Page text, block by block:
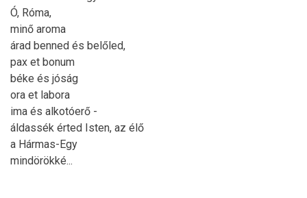
Ó, Róma,
minő aroma
árad benned és belőled,
pax et bonum
béke és jóság
ora et labora
ima és alkotóerő -
áldassék érted Isten, az élő
a Hármas-Egy
mindörökké...